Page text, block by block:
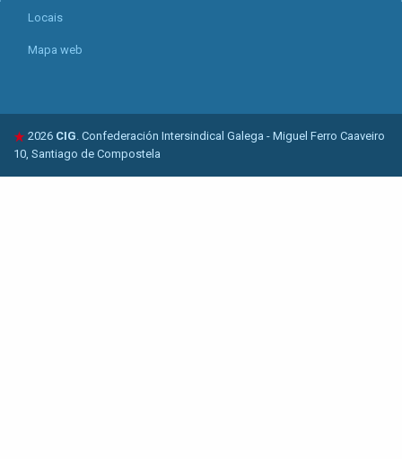
Locais
Mapa web
2026 CIG . Confederación Intersindical Galega - Miguel Ferro Caaveiro
10, Santiago de Compostela